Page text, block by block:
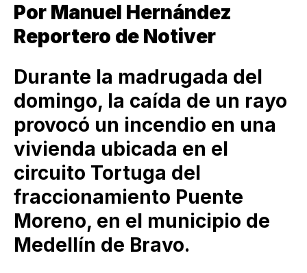
Por Manuel Hernández
Reportero de Notiver
Durante la madrugada del
domingo, la caída de un rayo
provocó un incendio en una
vivienda ubicada en el
circuito Tortuga del
fraccionamiento Puente
Moreno, en el municipio de
⁠Medellín de Bravo.